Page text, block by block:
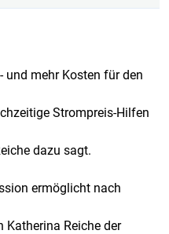
und mehr Kosten für den
Strompreis-Hilfen
dazu sagt.
ermöglicht nach
Reiche der